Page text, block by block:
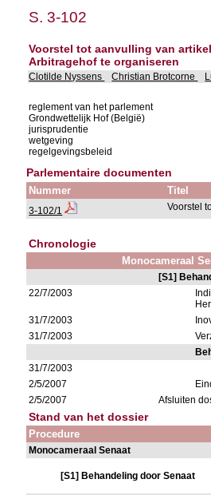
S. 3-102
Voorstel tot aanvulling van
Arbitragehof te organiseren
Clotilde Nyssens Christian Brotcorne
reglement van het parlement
Grondwettelijk Hof (België)
jurisprudentie
wetgeving
regelgevingsbeleid
Parlementaire documenten
Nummer Titel
3-102/1 Voorstel
Chronologie
Monocameraal
[S1]
22/7/2003
31/7/2003
31/7/2003
31/7/2003
2/5/2007
2/5/2007
Afsluiten
Stand van het dossier
Procedure
Monocameraal Senaat
[S1] Behandeling door Senaat